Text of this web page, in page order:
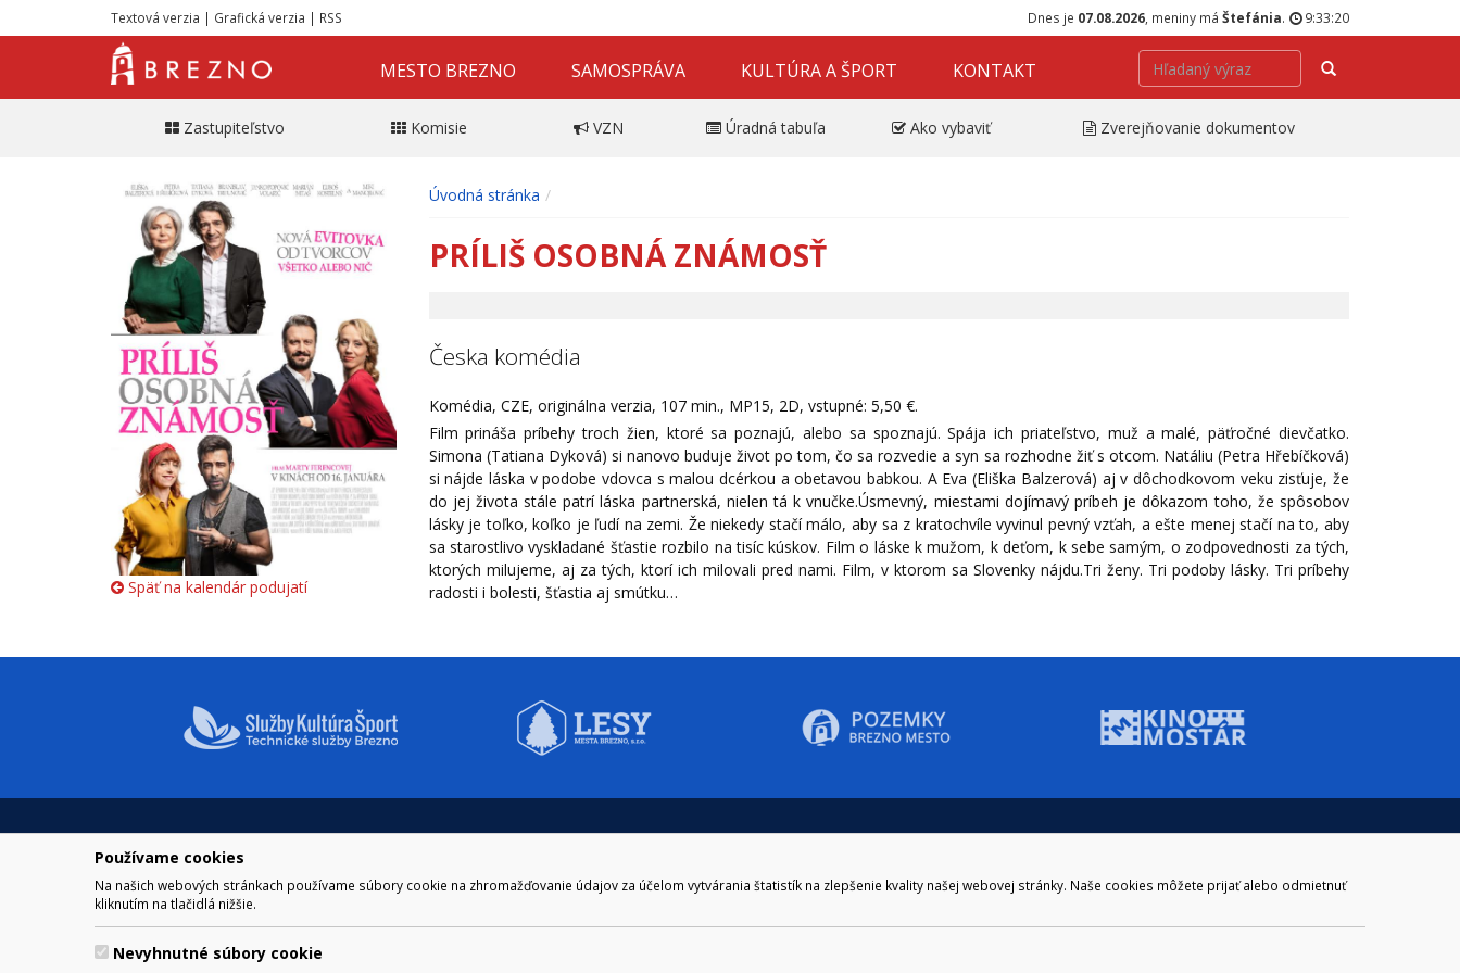
Používame cookies
Na našich webových stránkach používame súbory cookie na zhromažďovanie údajov za účelom vytvárania štatistík na zlepšenie kvality našej webovej stránky. Naše cookies môžete prijať alebo odmietnuť
kliknutím na tlačidlá nižšie.
Nevyhnutné súbory cookie
Textová verzia | Grafická verzia | RSS Dnes je 07.08.2026 , meniny má Štefánia. 9:33:20
MESTO BREZNO SAMOSPRÁVA KULTÚRA A ŠPORT KONTAKT Hľadať
Zastupiteľstvo Komisie VZN Úradná tabuľa Ako vybaviť Zverejňovanie dokumentov
Späť na kalendár podujatí
Úvodná stránka
PRÍLIŠ OSOBNÁ ZNÁMOSŤ
Česka komédia
Komédia, CZE, originálna verzia, 107 min., MP15, 2D, vstupné: 5,50 €.
Film prináša príbehy troch žien, ktoré sa poznajú, alebo sa spoznajú. Spája ich priateľstvo, muž a malé, päťročné dievčatko.
Simona (Tatiana Dyková) si nanovo buduje život po tom, čo sa rozvedie a syn sa rozhodne žiť s otcom. Natáliu (Petra Hřebíčková)
si nájde láska v podobe vdovca s malou dcérkou a obetavou babkou. A Eva (Eliška Balzerová) aj v dôchodkovom veku zisťuje, že
do jej života stále patrí láska partnerská, nielen tá k vnučke.Úsmevný, miestami dojímavý príbeh je dôkazom toho, že spôsobov
lásky je toľko, koľko je ľudí na zemi. Že niekedy stačí málo, aby sa z kratochvíle vyvinul pevný vzťah, a ešte menej stačí na to, aby
sa starostlivo vyskladané šťastie rozbilo na tisíc kúskov. Film o láske k mužom, k deťom, k sebe samým, o zodpovednosti za tých,
ktorých milujeme, aj za tých, ktorí ich milovali pred nami. Film, v ktorom sa Slovenky nájdu.Tri ženy. Tri podoby lásky. Tri príbehy
radosti i bolesti, šťastia aj smútku…
NAVIGÁCIA
Mesto Brezno
Samospráva
Kultúra a šport
OTVÁRACIE HODINY:
Otváracie hodiny
11.30 – 12.30
KONTAKT
podatelna@brezno.sk
ADRESA
Námestie gen. M. R. Štefánika 1
Slovakia (Slovak Republic)